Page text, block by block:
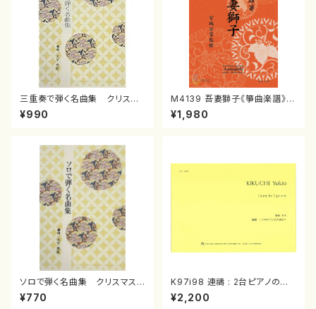
三重奏で弾く名曲集 クリスマ
スメドレー( 箏2/大平光美 編
曲/楽譜）
¥990
M4139 吾妻獅子《箏曲楽譜》
（箏/宮城道雄著・宮城宗家監修/
箏曲古典楽譜）
¥1,980
ソロで弾く名曲集 クリスマス・
イブ／恋人がサンタクロース(
箏独奏 /大平光美 編曲/楽
¥770
K97i98 連禱 : 2台ピアノのた
めの（2 Pianos / 菊池 幸夫 /
楽譜）
¥2,200